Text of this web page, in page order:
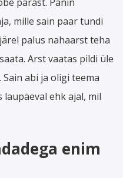
mille sain paar tundi
palus nahaarst teha
Arst vaatas pildi üle
abi ja oligi teema
laupäeval ehk ajal, mil
enim